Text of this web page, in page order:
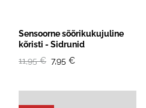
Sensoorne sõõrikukujuline
kõristi - Sidrunid
11,95 € 7,95 €